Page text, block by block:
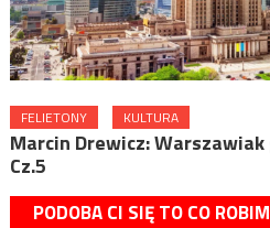
FELIETONY KULTURA
Marcin Drewicz:
Cz.5
PODOBA CI SIĘ TO CO